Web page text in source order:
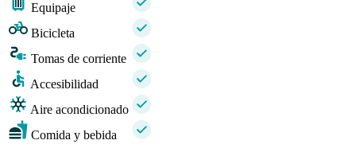
Equipaje
Bicicleta
Tomas de corriente
Accesibilidad
Aire acondicionado
Comida y bebida